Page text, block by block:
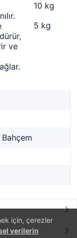
için, çerezler
verilerin
ve
10 kg
5 kg